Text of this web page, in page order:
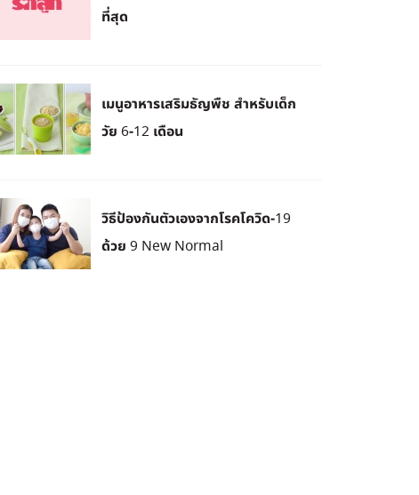
ที่สุด
เมนูอาหารเสริมธัญพืช สำหรับเด็ก
วัย 6-12 เดือน
วิธีป้องกันตัวเองจากโรคโควิด-19
ด้วย 9 New Normal